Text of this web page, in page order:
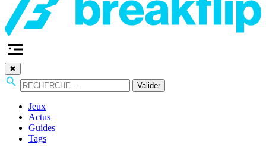
✖
Valider
Jeux
Actus
Guides
Tags